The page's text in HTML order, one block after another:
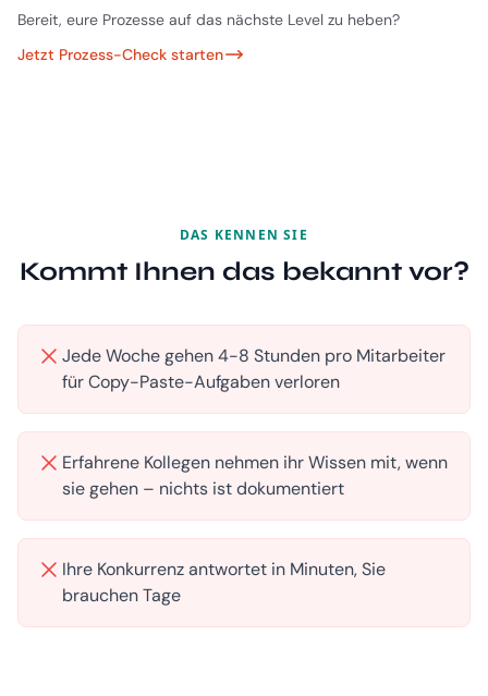
Bereit, eure Prozesse auf das nächste Level zu heben?
Jetzt Prozess-Check starten
DAS KENNEN SIE
Kommt Ihnen das bekannt vor?
Jede Woche gehen 4-8 Stunden pro Mitarbeiter
für Copy-Paste-Aufgaben verloren
Erfahrene Kollegen nehmen ihr Wissen mit, wenn
sie gehen – nichts ist dokumentiert
Ihre Konkurrenz antwortet in Minuten, Sie
brauchen Tage